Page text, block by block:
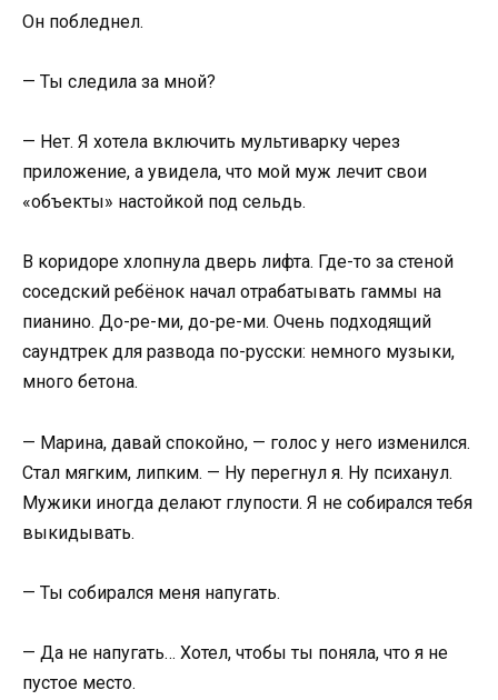
Он побледнел.
— Ты следила за мной?
— Нет. Я хотела включить мультиварку через
приложение, а увидела, что мой муж лечит свои
«объекты» настойкой под сельдь.
В коридоре хлопнула дверь лифта. Где-то за стеной
соседский ребёнок начал отрабатывать гаммы на
пианино. До-ре-ми, до-ре-ми. Очень подходящий
саундтрек для развода по-русски: немного музыки,
много бетона.
— Марина, давай спокойно, — голос у него изменился.
Стал мягким, липким. — Ну перегнул я. Ну психанул.
Мужики иногда делают глупости. Я не собирался тебя
выкидывать.
— Ты собирался меня напугать.
— Да не напугать… Хотел, чтобы ты поняла, что я не
пустое место.